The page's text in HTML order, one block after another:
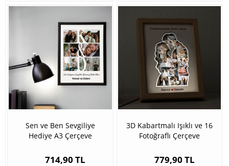
Sen ve Ben Sevgiliye
Hediye A3 Çerçeve
714,90 TL
3D Kabartmalı Işıklı ve 16
Fotoğraflı Çerçeve
779,90 TL